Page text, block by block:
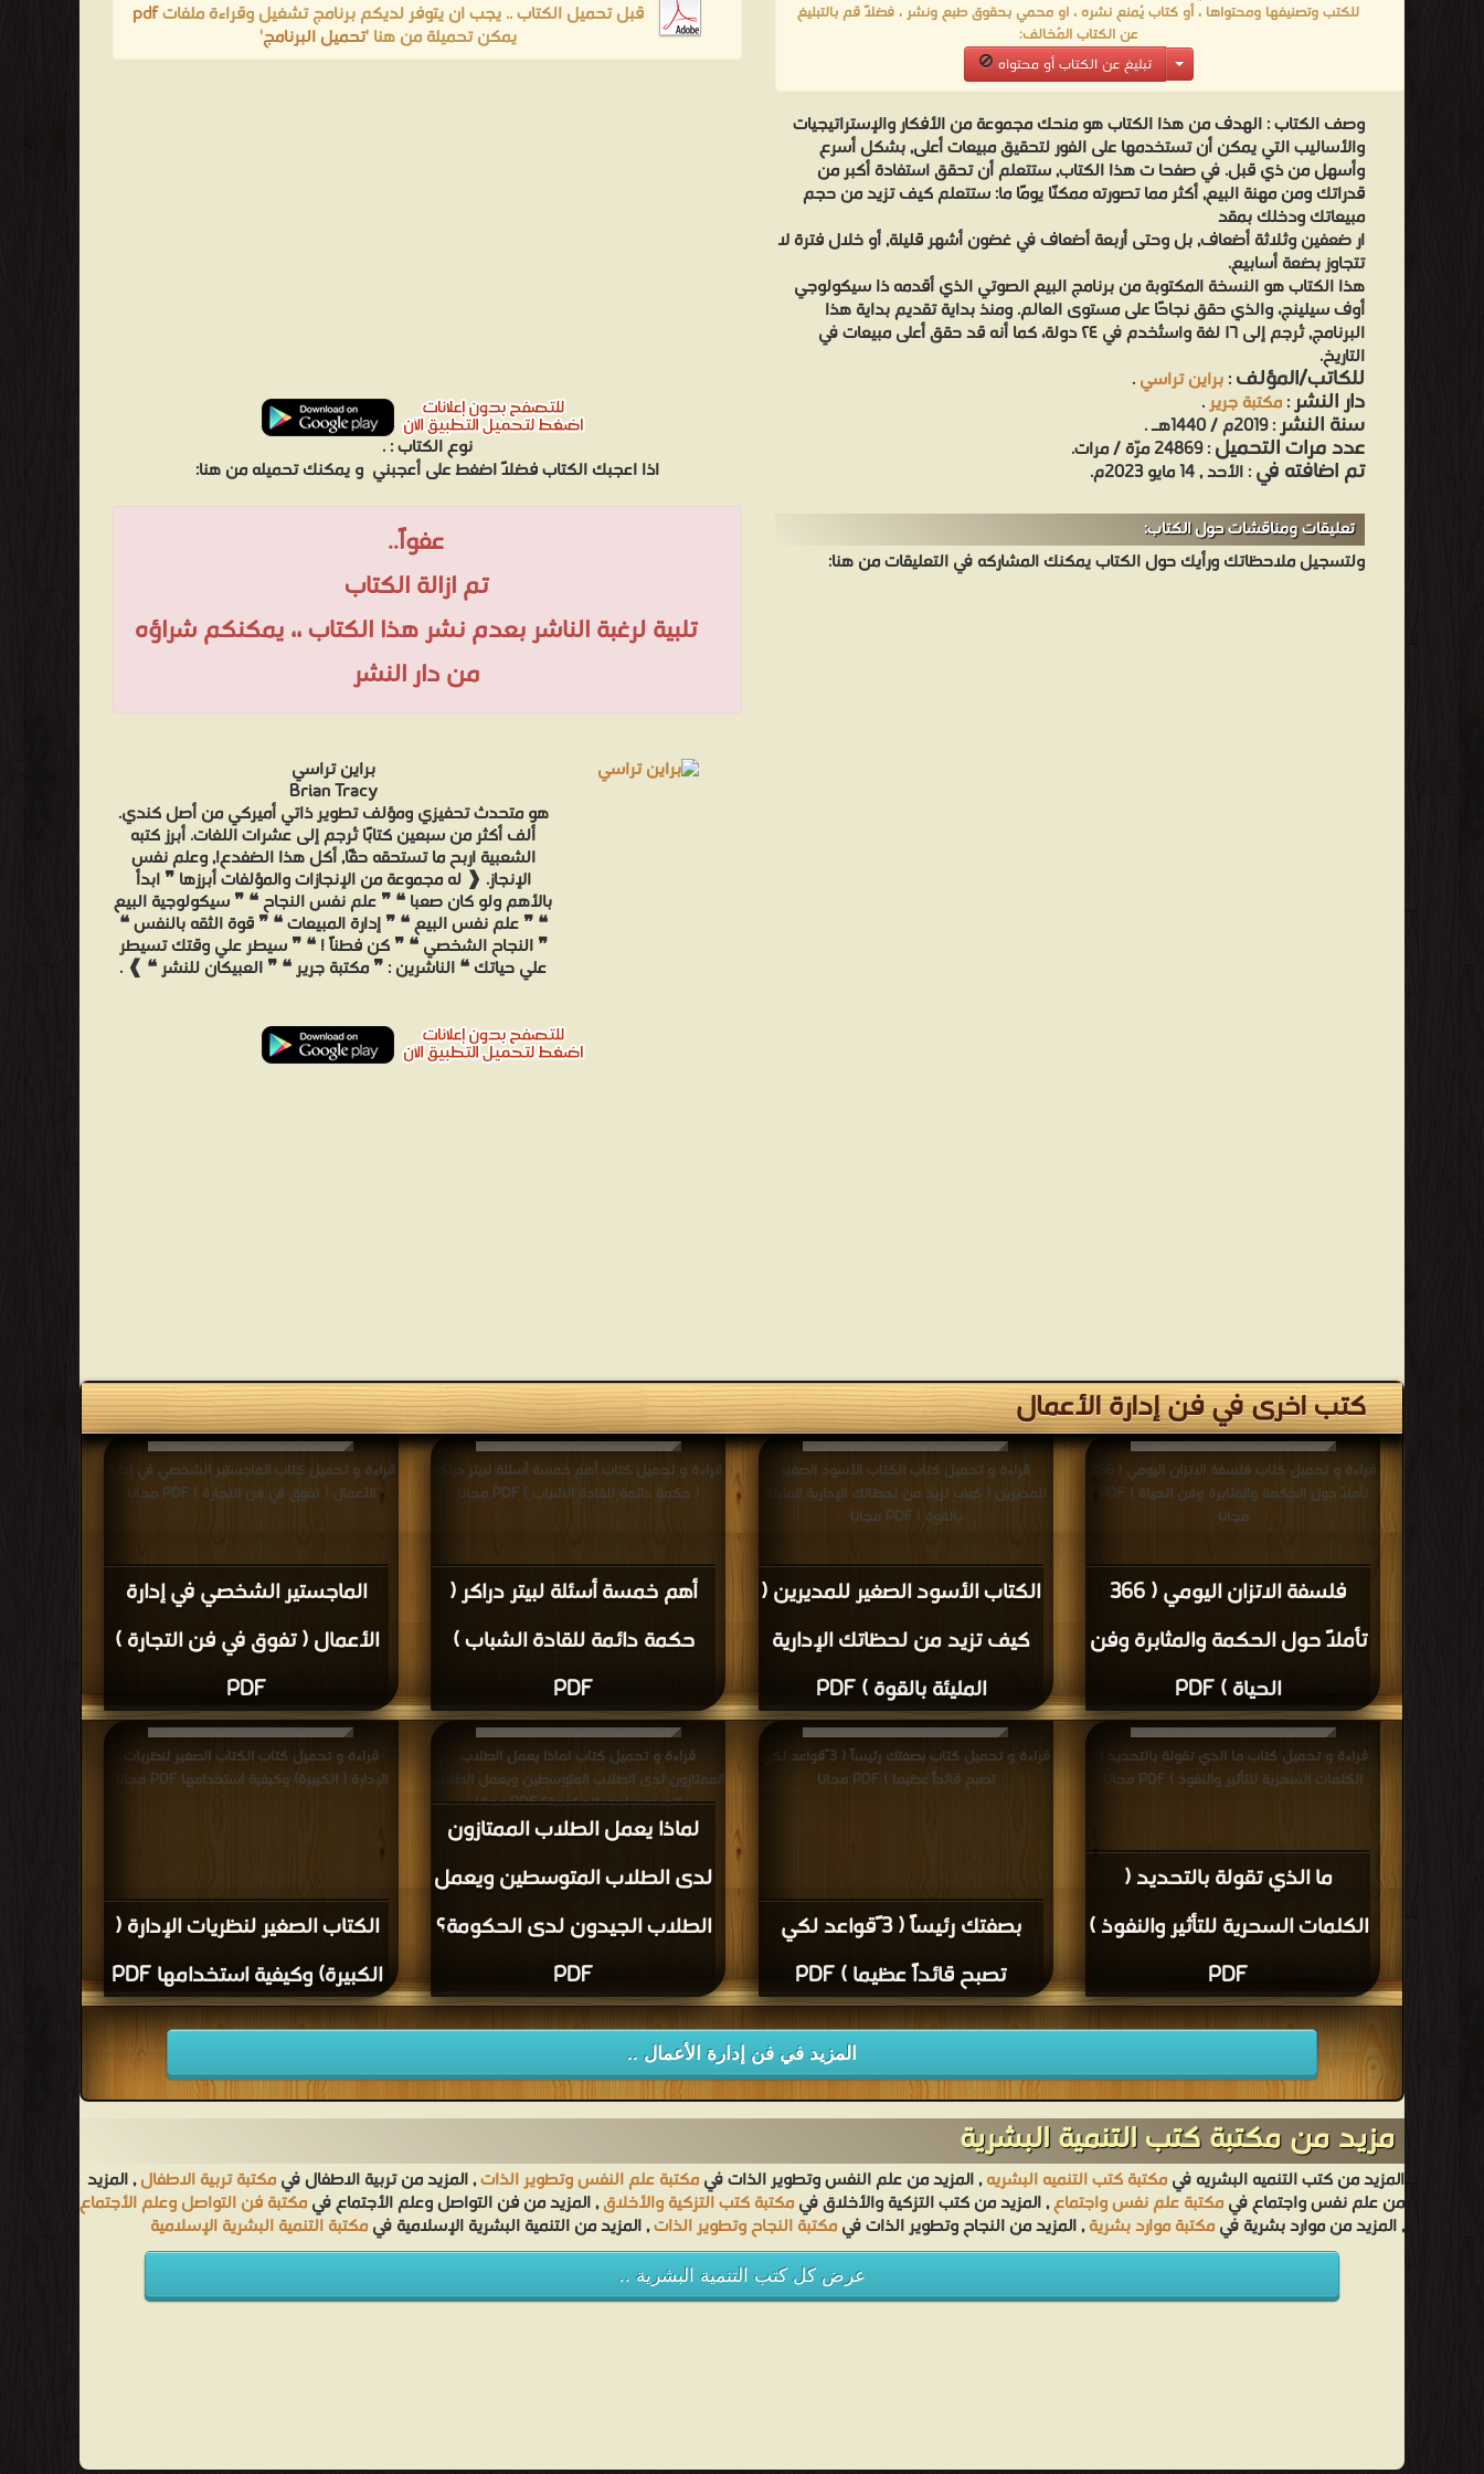
للكتب وتصنيفها ومحتواها ، أو كتاب يُمنع نشره ، او محمي بحقوق طبع ونشر ، فضلاً قم بالتبليغ
عن الكتاب المُخالف:
تبليغ عن الكتاب أو محتواه
وصف الكتاب :الهدف من هذا الكتاب هو منحك مجموعة من الأفكار والإستراتيجيات
والأساليب التي يمكن أن تستخدمها على الفور لتحقيق مبيعات أعلى, بشكل أسرع
وأسهل من ذي قبل. في صفحا ت هذا الكتاب, ستتعلم أن تحقق استفادة أكبر من
قدراتك ومن مهنة البيع, أكثر مما تصورته ممكنًا يومًا ما: ستتعلم كيف تزيد من حجم
مبيعاتك ودخلك بمقد
ار ضعفين وثلاثة أضعاف, بل وحتى أربعة أضعاف في غضون أشهر قليلة, أو خلال فترة لا
تتجاوز بضعة أسابيع.
هذا الكتاب هو النسخة المكتوبة من برنامج البيع الصوتي الذي أقدمه ذا سيكولوجي
أوف سيلينج، والذي حقق نجاحًا على مستوى العالم. ومنذ بداية تقديم بداية هذا
البرنامج, تُرجم إلى ١٦ لغة واستُخدم في ٢٤ دولة، كما أنه قد حقق أعلى مبيعات في
التاريخ.
للكاتب/المؤلف:براين تراسي.
دار النشر:مكتبة جرير.
سنة النشر: 2019م / 1440هـ .
عدد مرات التحميل: 24869 مرّة / مرات.
تم اضافته في: الأحد , 14 مايو 2023م.
تعليقات ومناقشات حول الكتاب:
ولتسجيل ملاحظاتك ورأيك حول الكتاب يمكنك المشاركه في التعليقات من هنا:
قبل تحميل الكتاب .. يجب ان يتوفر لديكم برنامج تشغيل وقراءة ملفاتpdf
يمكن تحميلة من هنا 'تحميل البرنامج'
نوع الكتاب :.
اذا اعجبك الكتاب فضلاً اضغط على أعجبني و يمكنك تحميله من هنا:
عفواً..
تم ازالة الكتاب
تلبية لرغبة الناشر بعدم نشر هذا الكتاب ،، يمكنكم شراؤه
من دار النشر
براين تراسي
Brian Tracy
هو متحدث تحفيزي ومؤلف تطوير ذاتي أميركي من أصل كندي.
ألف أكثر من سبعين كتابًا تُرجم إلى عشرات اللغات. أبرز كتبه
الشعبية اربح ما تستحقه حقًا, أكل هذا الضفدع!, وعلم نفس
الإنجاز. ❰ له مجموعة من الإنجازات والمؤلفات أبرزها ❞ ابدأ
بالأهم ولو كان صعبا ❝ ❞ علم نفس النجاح ❝ ❞ سيكولوجية البيع
❝ ❞ علم نفس البيع ❝ ❞ إدارة المبيعات ❝ ❞ قوة الثقه بالنفس ❝
❞ النجاح الشخصي ❝ ❞ كن فطناً ! ❝ ❞ سيطر علي وقتك تسيطر
علي حياتك ❝ الناشرين : ❞ مكتبة جرير ❝ ❞ العبيكان للنشر ❝ ❱ .
كتب اخرى في فن إدارة الأعمال
الماجستير الشخصي في إدارة
الأعمال ( تفوق في فن التجارة )
PDF
قراءة و تحميل كتاب الماجستير الشخصي في إدارة
الأعمال ( تفوق في فن التجارة ) PDF مجانا
أهم خمسة أسئلة لبيتر دراكر (
حكمة دائمة للقادة الشباب )
PDF
قراءة و تحميل كتاب أهم خمسة أسئلة لبيتر دراكر
( حكمة دائمة للقادة الشباب ) PDF مجانا
الكتاب الأسود الصغير للمديرين (
كيف تزيد من لحظاتك الإدارية
المليئة بالقوة ) PDF
قراءة و تحميل كتاب الكتاب الأسود الصغير
للمديرين ( كيف تزيد من لحظاتك الإدارية المليئة
بالقوة ) PDF مجانا
فلسفة الاتزان اليومي ( 366
تأملاً حول الحكمة والمثابرة وفن
الحياة ) PDF
قراءة و تحميل كتاب فلسفة الاتزان اليومي ( 366
تأملاً حول الحكمة والمثابرة وفن الحياة ) PDF
مجانا
الكتاب الصغير لنظريات الإدارة (
الكبيرة) وكيفية استخدامها PDF
قراءة و تحميل كتاب الكتاب الصغير لنظريات
الإدارة ( الكبيرة) وكيفية استخدامها PDF مجانا
لماذا يعمل الطلاب الممتازون
لدى الطلاب المتوسطين ويعمل
الطلاب الجيدون لدى الحكومة؟
PDF
قراءة و تحميل كتاب لماذا يعمل الطلاب
الممتازون لدى الطلاب المتوسطين ويعمل الطلاب
الجيدون لدى الحكومة؟ PDF مجانا
بصفتك رئيساً ( 3 ًقواعد لكي
تصبح قائداً عظيما ) PDF
قراءة و تحميل كتاب بصفتك رئيساً ( 3 ًقواعد لكي
تصبح قائداً عظيما ) PDF مجانا
ما الذي تقولة بالتحديد (
الكلمات السحرية للتأثير والنفوذ )
PDF
قراءة و تحميل كتاب ما الذي تقولة بالتحديد (
الكلمات السحرية للتأثير والنفوذ ) PDF مجانا
المزيد في فن إدارة الأعمال ..
مزيد من مكتبة كتب التنمية البشرية
المزيد من كتب التنميه البشريه فيمكتبة كتب التنميه البشريه, المزيد من علم النفس وتطوير الذات فيمكتبة علم النفس وتطوير الذات, المزيد من تربية الاطفال فيمكتبة تربية الاطفال, المزيد
من علم نفس واجتماع فيمكتبة علم نفس واجتماع, المزيد من كتب التزكية والأخلاق فيمكتبة كتب التزكية والأخلاق, المزيد من فن التواصل وعلم الأجتماع فيمكتبة فن التواصل وعلم الأجتماع
, المزيد من موارد بشرية فيمكتبة موارد بشرية, المزيد من النجاح وتطوير الذات فيمكتبة النجاح وتطوير الذات, المزيد من التنمية البشرية الإسلامية فيمكتبة التنمية البشرية الإسلامية
عرض كل كتب التنمية البشرية ..